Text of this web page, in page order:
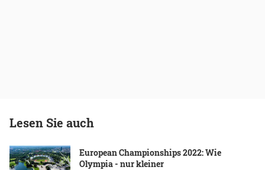
Lesen Sie auch
European Championships 2022: Wie
Olympia - nur kleiner